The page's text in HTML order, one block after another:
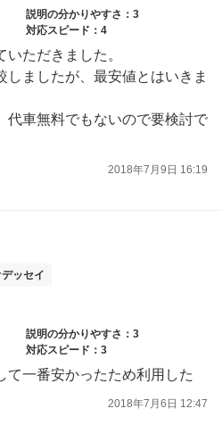
説明の分かりやすさ：3
対応スピード：4
ただきました。
しましたが、最安値とはいきま
代車無料でもないので要検討で
2018年7月9日 16:19
ッセイ
説明の分かりやすさ：3
対応スピード：3
て一番安かったため利用した
2018年7月6日 12:47